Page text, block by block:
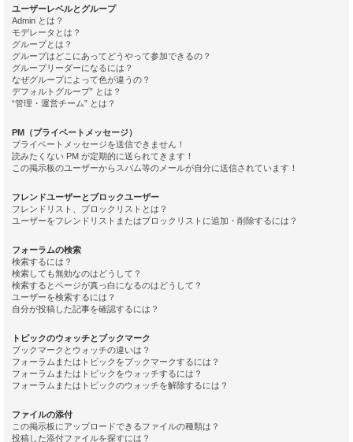
ユーザーレベルとグループ
Admin とは？
モデレータとは？
グループとは？
グループはどこにあってどうやって参加できるの？
グループリーダーになるには？
なぜグループによって色が違うの？
デフォルトグループ” とは？
“管理・運営チーム” とは？
PM（プライベートメッセージ）
プライベートメッセージを送信できません！
読みたくない PM が定期的に送られてきます！
この掲示板のユーザーからスパム等のメールが自分に送信されています！
フレンドユーザーとブロックユーザー
フレンドリスト、ブロックリストとは？
ユーザーをフレンドリストまたはブロックリストに追加・削除するには？
フォーラムの検索
検索するには？
検索しても無効なのはどうして？
検索するとページが真っ白になるのはどうして？
ユーザーを検索するには？
自分が投稿した記事を確認するには？
トピックのウォッチとブックマーク
ブックマークとウォッチの違いは？
フォーラムまたはトピックをブックマークするには？
フォーラムまたはトピックをウォッチするには？
フォーラムまたはトピックのウォッチを解除するには？
ファイルの添付
この掲示板にアップロードできるファイルの種類は？
投稿した添付ファイルを探すには？